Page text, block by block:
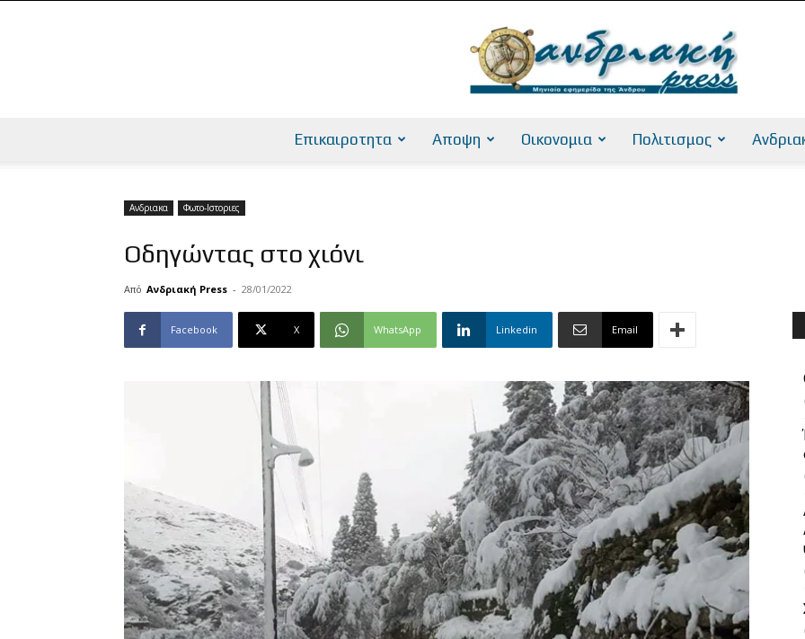
Επικαιροτητα Αποψη Οικονομια Πολιτισμος
Ανδριακα Φωτο-Ιστοριες
Οδηγώντας στο χιόνι
Από Ανδριακή Press - 28/01/2022
Facebook X WhatsApp Linkedin Email